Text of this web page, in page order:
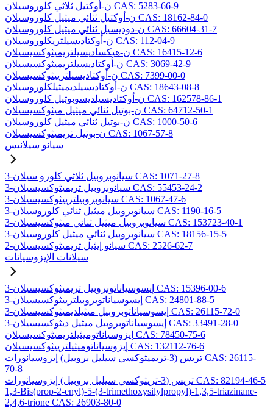
ن-أوكتيل ثلاثي كلوروسيلان CAS: 5283-66-9
ن-أوكتيل ثنائي ميثيل كلوروسيلان CAS: 18162-84-0
ن-دوديسيل ثنائي ميثيل كلوروسيلان CAS: 66604-31-7
ن-أوكتاديسيلتريكلوروسيلان CAS: 112-04-9
ن-هيكساديسيلتريميثوكسيسيلان CAS: 16415-12-6
ن-أوكتاديسيلتريميثوكسيسيلان CAS: 3069-42-9
ن-أوكتاديسيلترييثوكسيسيلان CAS: 7399-00-0
ن-أوكتاديسيلديميثيلكلوروسيلان CAS: 18643-08-8
ن-أوكتاديسيلديسوبوتيل كلوروسيلان CAS: 162578-86-1
ن-بوتيل ثنائي ميثيل ميثوكسيسيلان CAS: 64712-50-1
ن-بوتيل ثنائي ميثيل كلوروسيلان CAS: 1000-50-6
ن-بوتيل تريميثوكسيسيلان CAS: 1067-57-8
سيانو سيلانيس
3-سيانوبروبيل ثلاثي كلورو سيلان CAS: 1071-27-8
3-سيانوبروبيل تريميثوكسيسيلان CAS: 55453-24-2
3-سيانوبروبيلترييثوكسيسيلان CAS: 1067-47-6
3-سيانوبروبيل ميثيل ثنائي كلوروسيلان CAS: 1190-16-5
3-سيانوبروبيل ميثيل ثنائي ميثوكسيسيلان CAS: 153723-40-1
3-سيانوبروبيل ثنائي ميثيل كلوروسيلان CAS: 18156-15-5
2-سيانو إيثيل تريميثوكسيسيلان CAS: 2526-62-7
سيلانات الإيزوسيانات
3-إيسوسياناتوبروبيل تريميثوكسيسيلان CAS: 15396-00-6
3-إيسوسياناتوبروبيلترييثوكسيسيلان CAS: 24801-88-5
3-إيسوسياناتوبروبيل ميثيلديميثوكسيسيلان CAS: 26115-72-0
3-إيسوسياناتوبروبيل ميثيل ديثوكسيسيلان CAS: 33491-28-0
إيزوسياناتوميثيلتريميثوكسيسيلان CAS: 78450-75-6
إيزوسياناتوميثيلترييثوكسيسيلان CAS: 132112-76-6
تريس (3-تريميثوكسي سيليل بروبيل) إيزوسيانورات CAS: 26115-
70-8
تريس (3-تريثوكسي سيليل بروبيل) إيزوسيانورات CAS: 82194-46-5
1,3-Bis(prop-2-enyl)-5-(3-trimethoxysilylpropyl)-1,3,5-triazinane-
2,4,6-trione CAS: 26903-80-0